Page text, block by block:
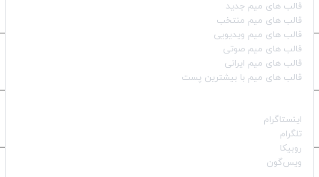
قالب‌ های میم جدید
قالب‌ های میم منتخب
قالب‌ های میم ویدیویی
قالب‌ های میم صوتی
قالب‌ های میم ایرانی
قالب‌ های میم با بیشترین پست
اینستاگرام
تلگرام
روبیکا
ویس‌گون